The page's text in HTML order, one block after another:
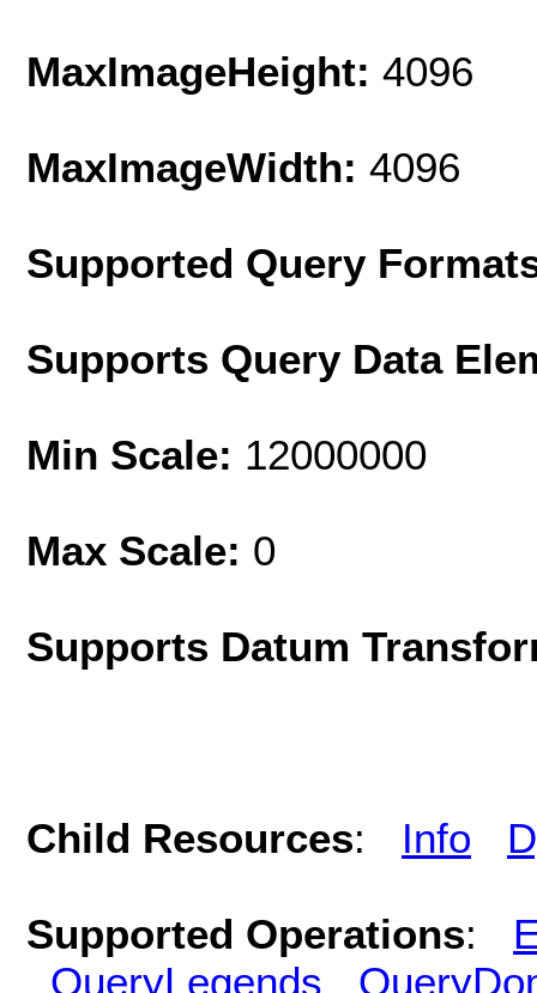
MaxImageHeight: 4096
MaxImageWidth: 4096
Supported Query
Supports Query Data
Min Scale: 12000000
Max Scale: 0
Supports Datum
Child Resources: Info
Supported Operations:
QueryLegends